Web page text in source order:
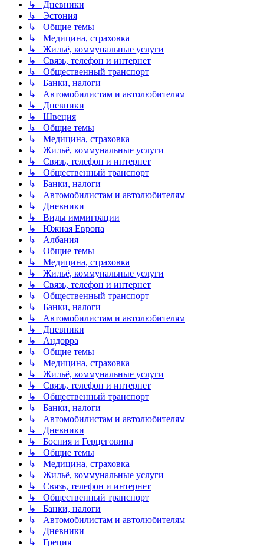
↳ Дневники
↳ Эстония
↳ Общие темы
↳ Медицина, страховка
↳ Жильё, коммунальные услуги
↳ Связь, телефон и интернет
↳ Общественный транспорт
↳ Банки, налоги
↳ Автомобилистам и автолюбителям
↳ Дневники
↳ Швеция
↳ Общие темы
↳ Медицина, страховка
↳ Жильё, коммунальные услуги
↳ Связь, телефон и интернет
↳ Общественный транспорт
↳ Банки, налоги
↳ Автомобилистам и автолюбителям
↳ Дневники
↳ Виды иммиграции
↳ Южная Европа
↳ Албания
↳ Общие темы
↳ Медицина, страховка
↳ Жильё, коммунальные услуги
↳ Связь, телефон и интернет
↳ Общественный транспорт
↳ Банки, налоги
↳ Автомобилистам и автолюбителям
↳ Дневники
↳ Андорра
↳ Общие темы
↳ Медицина, страховка
↳ Жильё, коммунальные услуги
↳ Связь, телефон и интернет
↳ Общественный транспорт
↳ Банки, налоги
↳ Автомобилистам и автолюбителям
↳ Дневники
↳ Босния и Герцеговина
↳ Общие темы
↳ Медицина, страховка
↳ Жильё, коммунальные услуги
↳ Связь, телефон и интернет
↳ Общественный транспорт
↳ Банки, налоги
↳ Автомобилистам и автолюбителям
↳ Дневники
↳ Греция